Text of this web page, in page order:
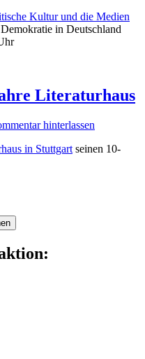
Kultur und die Medien
in Deutschland
Literaturhaus
hinterlassen
in Stuttgart seinen 10-